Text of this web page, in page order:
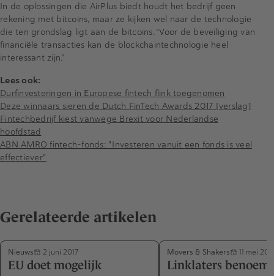
In de oplossingen die AirPlus biedt houdt het bedrijf geen
rekening met bitcoins, maar ze kijken wel naar de technologie
die ten grondslag ligt aan de bitcoins. “Voor de beveiliging van
financiële transacties kan de blockchaintechnologie heel
interessant zijn.”
Lees ook:
Durfinvesteringen in Europese fintech flink toegenomen
Deze winnaars sieren de Dutch FinTech Awards 2017 [verslag]
Fintechbedrijf kiest vanwege Brexit voor Nederlandse
hoofdstad
ABN AMRO fintech-fonds: "Investeren vanuit een fonds is veel
effectiever"
Gerelateerde artikelen
Nieuws 2 juni 2017
EU doet mogelijk
Movers & Shakers 11 mei
Linklaters